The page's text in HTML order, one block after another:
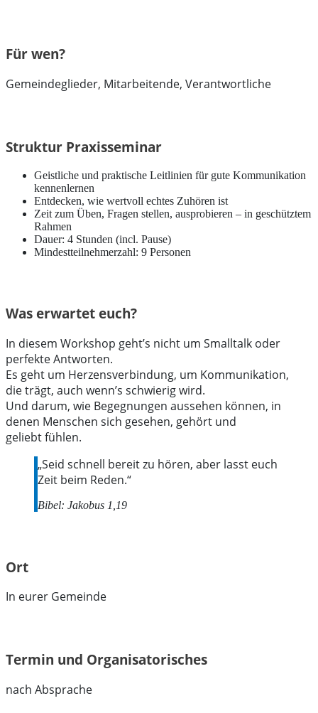
Für wen?
Gemeindeglieder, Mitarbeitende, Verantwortliche
Struktur Praxisseminar
Geistliche und praktische Leitlinien für gute Kommunikation
kennenlernen
Entdecken, wie wertvoll echtes Zuhören ist
Zeit zum Üben, Fragen stellen, ausprobieren – in geschütztem
Rahmen
Dauer: 4 Stunden (incl. Pause)
Mindestteilnehmerzahl: 9 Personen
Was erwartet euch?
In diesem Workshop geht’s nicht um Smalltalk oder
perfekte Antworten.
Es geht um Herzensverbindung, um Kommunikation,
die trägt, auch wenn’s schwierig wird.
Und darum, wie Begegnungen aussehen können, in
denen Menschen sich gesehen, gehört und
geliebt fühlen.
„Seid schnell bereit zu hören, aber lasst euch
Zeit beim Reden.“
Bibel: Jakobus 1,19
Ort
In eurer Gemeinde
Termin und Organisatorisches
nach Absprache